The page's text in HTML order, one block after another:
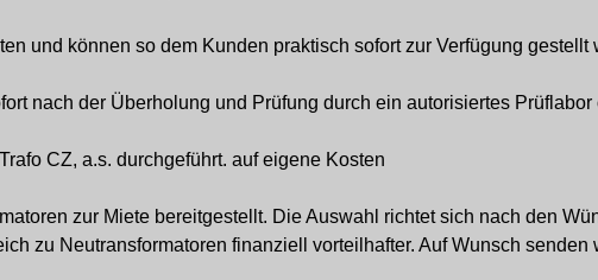
und können so dem Kunden praktisch sofort zur Verfügung gestellt
nach der Überholung und Prüfung durch ein autorisiertes
CZ, a.s. durchgeführt. auf eigene Kosten
zur Miete bereitgestellt. Die Auswahl richtet sich nach den
zu Neutransformatoren finanziell vorteilhafter. Auf Wunsch